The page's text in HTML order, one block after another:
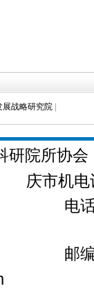
展战略研究院
研院所协
庆市机